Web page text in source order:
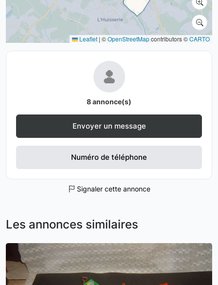
Leaflet | ©OpenStreetMapcontributors ©CARTO
8 annonce(s)
Envoyer un message
Numéro de téléphone
Signaler cette annonce
Les annonces similaires